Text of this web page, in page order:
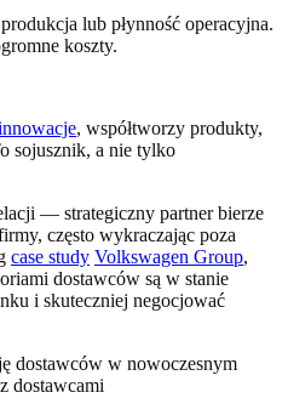
lub płynność operacyjna.
koszty.
, współtworzy produkty,
sojusznik, a nie tylko
— strategiczny partner bierze
często wykraczając poza
case study Volkswagen Group,
dostawców są w stanie
i skuteczniej negocjować